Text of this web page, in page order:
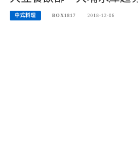
中式料理 BOX1817 2018-12-06